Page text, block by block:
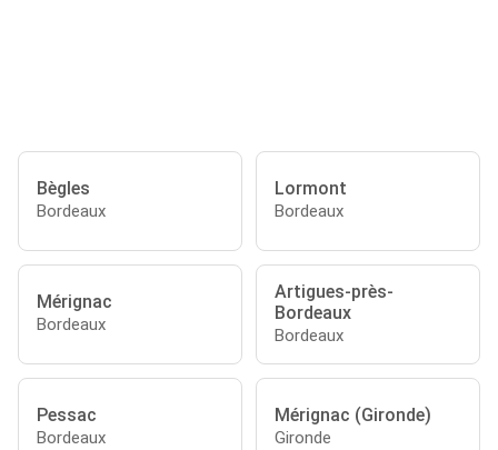
Bègles
Bordeaux
Lormont
Bordeaux
Mérignac
Bordeaux
Artigues-près-
Bordeaux
Bordeaux
Pessac
Bordeaux
Mérignac (Gironde)
Gironde